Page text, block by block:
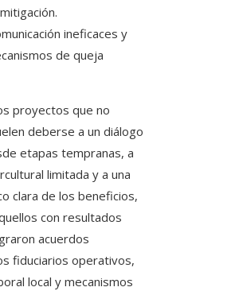
ineficaces y
de queja
proyectos que no
deberse a un diálogo
etapas tempranas, a
limitada y a una
clara de los beneficios,
con resultados
acuerdos
fiduciarios operativos,
local y mecanismos